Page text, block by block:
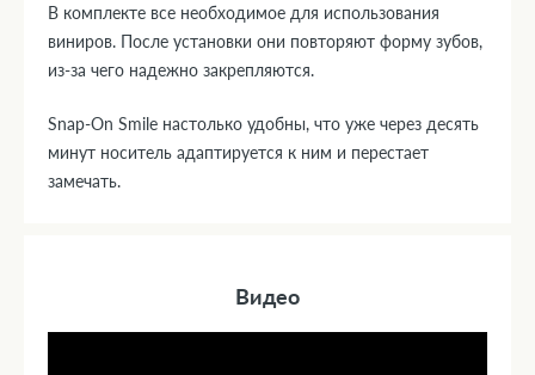
В комплекте все необходимое для использования
виниров. После установки они повторяют форму зубов,
из-за чего надежно закрепляются.
Snap-On Smile настолько удобны, что уже через десять
минут носитель адаптируется к ним и перестает
замечать.
Видео